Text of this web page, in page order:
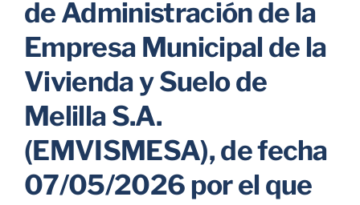
Fianzas de inmuebles
Bonificaciones
Parkings
de Administración de la
Empresa Municipal de la
Vivienda y Suelo de
Melilla S.A.
(EMVISMESA), de fecha
07/05/2026 por el que